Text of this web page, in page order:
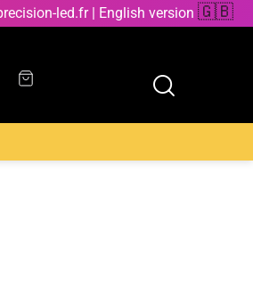
led.fr | English version 🇬🇧
4000K (lumière